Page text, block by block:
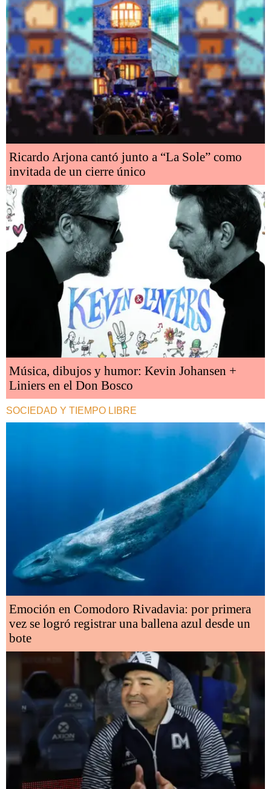
Ricardo Arjona cantó junto a “La Sole” como
invitada de un cierre único
Música, dibujos y humor: Kevin Johansen +
Liniers en el Don Bosco
SOCIEDAD Y TIEMPO LIBRE
Emoción en Comodoro Rivadavia: por primera
vez se logró registrar una ballena azul desde un
bote